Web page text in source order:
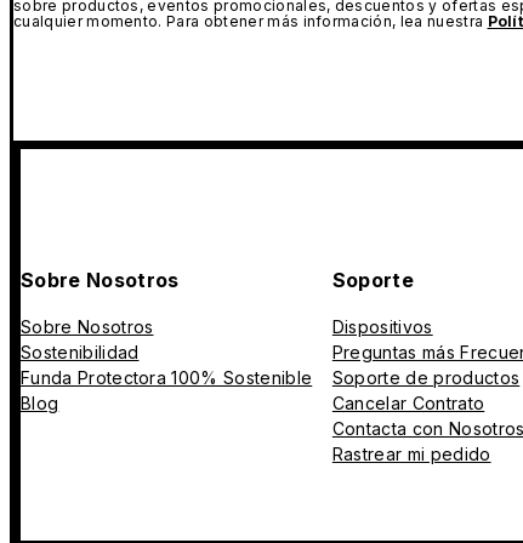
sobre productos, eventos promocionales, descuentos y ofertas
cualquier momento. Para obtener más información, lea nuestra
Sobre Nosotros
Sobre Nosotros
Sostenibilidad
Funda Protectora 100% Sostenible
Blog
Soporte
Dispositivos
Preguntas más
Soporte de productos
Cancelar Contrato
Contacta con Nosotros
Rastrear mi pedido